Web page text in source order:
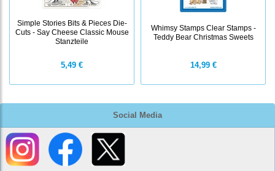
Social Media
Simple Stories Bits & Pieces Die-
Cuts - Say Cheese Classic Mouse
Stanzteile
5,49 €
Whimsy Stamps Clear Stamps -
Teddy Bear Christmas Sweets
14,99 €